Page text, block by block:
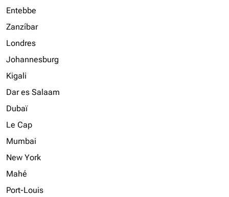
Entebbe
Zanzíbar
Londres
Johannesburg
Kigali
Dar es Salaam
Dubaï
Le Cap
Mumbai
New York
Mahé
Port-Louis